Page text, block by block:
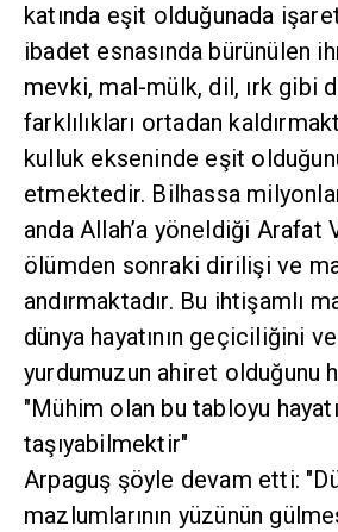
katında eşit olduğunada
ibadet esnasında bürünülen
mevki, mal-mülk, dil, ırk gibi
farklılıkları ortadan
kulluk ekseninde eşit
etmektedir. Bilhassa
anda Allah’a yöneldiği Arafat
ölümden sonraki dirilişi ve
andırmaktadır. Bu ihtişamlı
dünya hayatının geçiciliğini ve
yurdumuzun ahiret olduğunu
"Mühim olan bu tabloyu
taşıyabilmektir"
Arpaguş şöyle devam etti:
mazlumlarının yüzünün